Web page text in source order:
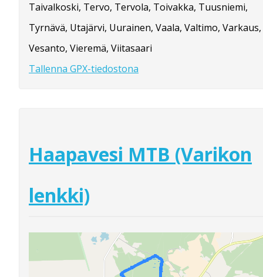
Taivalkoski, Tervo, Tervola, Toivakka, Tuusniemi,
Tyrnävä, Utajärvi, Uurainen, Vaala, Valtimo, Varkaus,
Vesanto, Vieremä, Viitasaari
Tallenna GPX-tiedostona
Haapavesi MTB (Varikon
lenkki)